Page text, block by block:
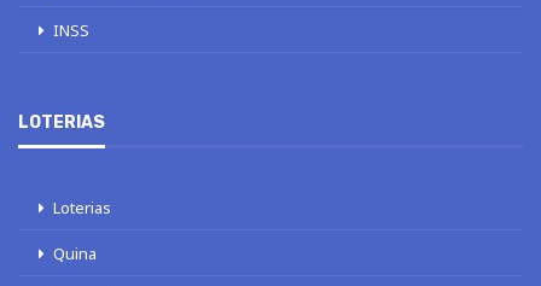
INSS
LOTERIAS
Loterias
Quina